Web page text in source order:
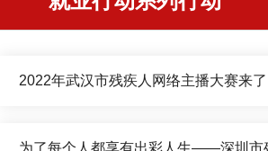
2022年武汉市残疾人网络主播大赛来了
为了每个人都享有出彩人生——深圳市